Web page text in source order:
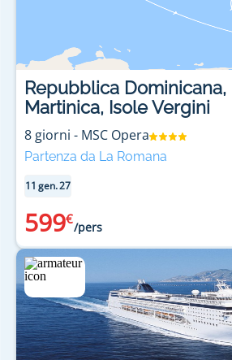
Repubblica Dominicana,
Martinica, Isole Vergini
8 giorni - MSC Opera
Partenza da La Romana
11 gen. 27
599€
/pers